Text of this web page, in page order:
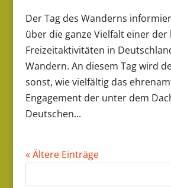
Der Tag des Wanderns
über die ganze Vielfalt einer
Freizeitaktivitäten in
Wandern. An diesem Tag wird
sonst, wie vielfältig das
Engagement der unter dem
Deutschen...
« Ältere Einträge